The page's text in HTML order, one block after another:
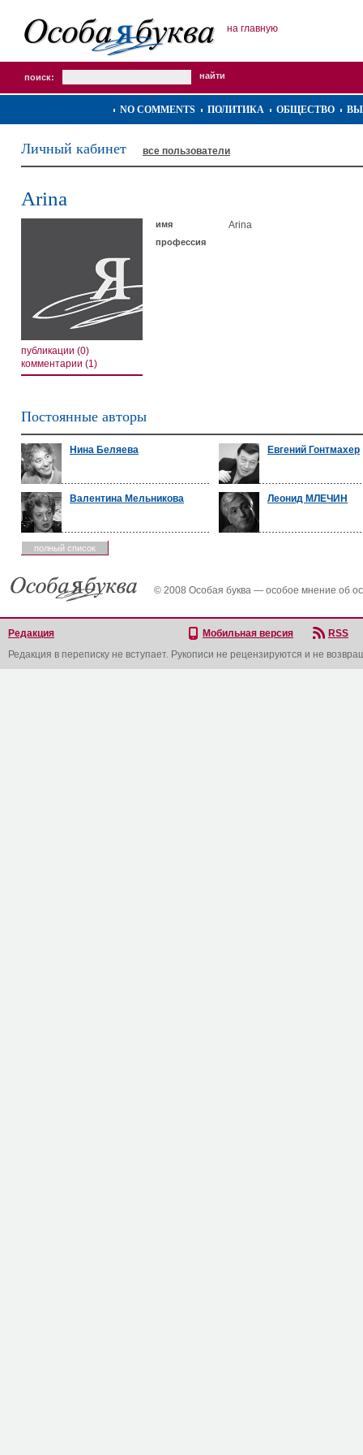
на главную
поиск:
NO COMMENTS ПОЛИТИКА ОБЩЕСТВО
Личный кабинет все пользователи
Arina
публикации (0)
комментарии (1)
имя Arina
профессия
Постоянные авторы
Нина Беляева Евгений Гонтмахер
Валентина Мельникова Леонид МЛЕЧИН
полный список
© 2008 Особая буква — особое мнение об
Редакция Мобильная версия
RSS
Редакция в переписку не вступает. Рукописи не рецензируются и не